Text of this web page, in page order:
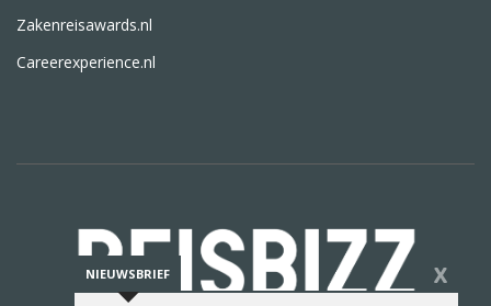
Zakenreisawards.nl
Careerexperience.nl
NIEUWSBRIEF X